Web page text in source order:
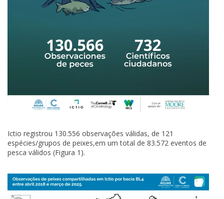
Ictio registrou 130.556 observações válidas, de 121
espécies/grupos de peixes,em um total de 83.572 eventos de
pesca válidos (Figura 1).